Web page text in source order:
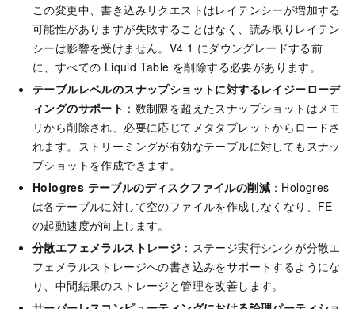
この変更中、書き込みリクエストはレイテンシーが増加する
可能性がありますが失敗することはなく、読み取りレイテン
シーは影響を受けません。V4.1 にダウングレードする前
に、すべての Liquid Table を削除する必要があります。
テーブルレベルのスナップショットに対するレイジーローデ
ィングのサポート ：数制限を超えたスナップショットはメモ
リから削除され、必要に応じてメタタブレットからロードさ
れます。ストリーミングが有効なテーブルに対してもスナッ
プショットを作成できます。
Hologres テーブルのディスクファイルの削減 ：Hologres
は各テーブルに対して空のファイルを作成しなくなり、FE
の起動速度が向上します。
分散エフェメラルストレージ ：ステージ実行シンクが分散エ
フェメラルストレージへの書き込みをサポートするようにな
り、中間結果のストレージと管理を改善します。